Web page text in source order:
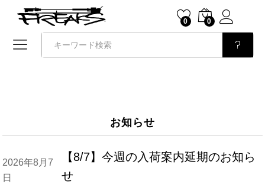
0 0
お知らせ
【8/7】今週の入荷案内延期のお知ら
せ
2026年8月7
日